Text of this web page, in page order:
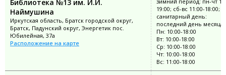
Библиотека №13 им. И.И.
Наймушина
Иркутская область, Братск городской округ,
Братск, Падунский округ, Энергетик пос.
Юбилейная, 37а
Расположение на карте
19:00; сб-вс 11:00-18:00;
санитарный день:
последний день месяца
Пн: 10:00-18:00
Вт: 10:00-18:00
Ср: 10:00-18:00
Чт: 10:00-18:00
Вс: 11:00-18:00